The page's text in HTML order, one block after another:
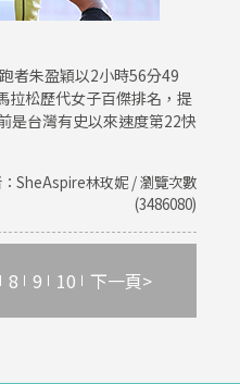
者朱盈穎以2小時56分49
拉松歷代女子百傑排名，提
是台灣有史以來速度第22快
SheAspire林玫妮 / 瀏覽次數
(3486080)
8 9 10 下一頁>